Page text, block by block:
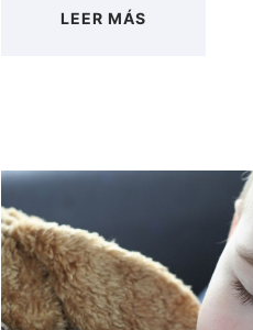
LEER MÁS